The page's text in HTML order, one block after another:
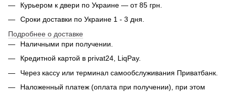
Курьером к двери по Украине — от 85 грн.
Сроки доставки по Украине 1 - 3 дня.
Подробнее о доставке
Наличными при получении.
Кредитной картой в privat24, LiqPay.
Через кассу или терминал самообслуживания Приватбанк.
Наложенный платеж (оплата при получении), при этом